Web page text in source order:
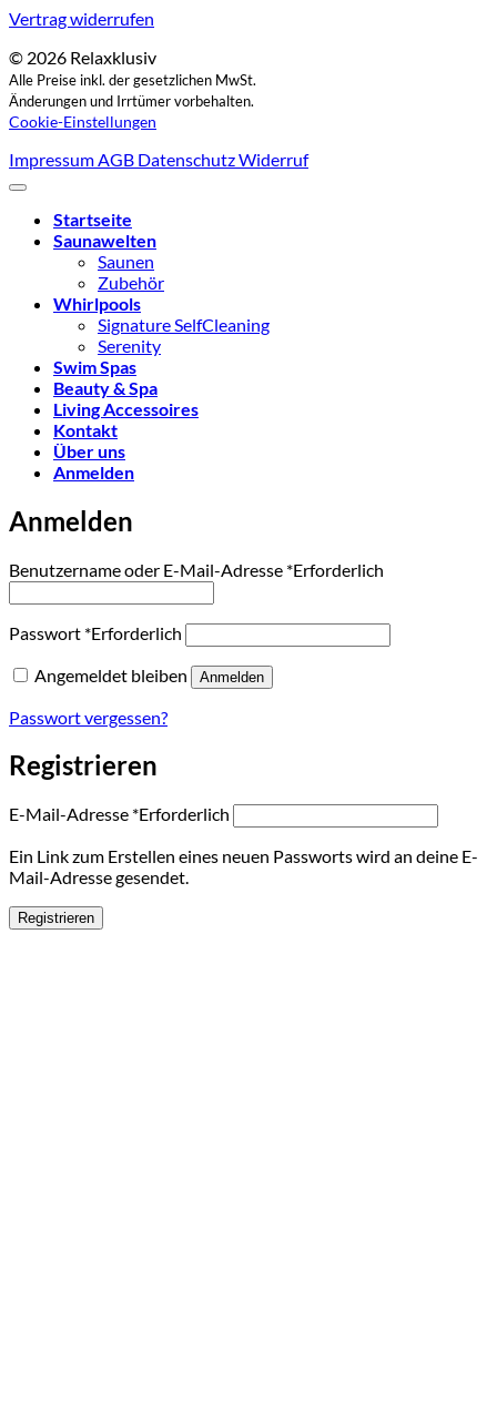
Vertrag widerrufen
© 2026 Relaxklusiv
Alle Preise inkl. der gesetzlichen MwSt.
Änderungen und Irrtümer vorbehalten.
Cookie-Einstellungen
Impressum AGB DatenschutzWiderruf
Startseite
Saunawelten
Saunen
Zubehör
Whirlpools
Signature SelfCleaning
Serenity
Swim Spas
Beauty & Spa
Living Accessoires
Kontakt
Über uns
Anmelden
Anmelden
Benutzername oder E-Mail-Adresse *Erforderlich
Passwort *Erforderlich
Angemeldet bleiben
Anmelden
Passwort vergessen?
Registrieren
E-Mail-Adresse *Erforderlich
Ein Link zum Erstellen eines neuen Passworts wird an deine E-
Mail-Adresse gesendet.
Registrieren